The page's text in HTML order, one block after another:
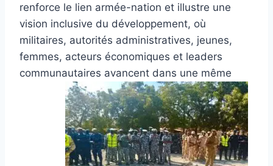
renforce le lien armée-nation et illustre une
vision inclusive du développement, où
militaires, autorités administratives, jeunes,
femmes, acteurs économiques et leaders
communautaires avancent dans une même